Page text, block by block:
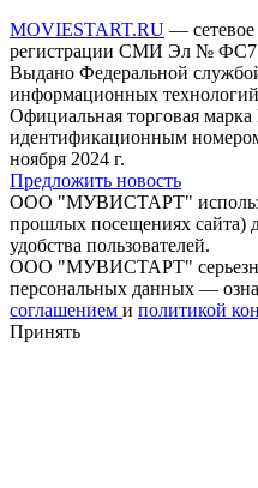
MOVIESTART.RU — сетевое
регистрации СМИ Эл №
Выдано Федеральной
информационных
Официальная торговая
идентификационным
ноября 2024 г.
Предложить новость
ООО "МУВИСТАРТ"
прошлых посещениях сайта)
удобства пользователей.
ООО "МУВИСТАРТ" серьезно
персональных данных —
соглашением и политикой
Принять